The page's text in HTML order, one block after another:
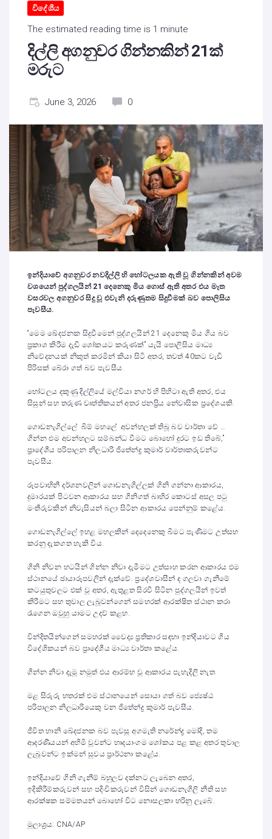
විදේශීය
The estimated reading time is 1 minute
දිල්ලි අගනුවර ගින්නකින් 21ක්
මරුට
June 3, 2026 0
ඉන්දියාවේ අගනුවර නවදිල්ලි හි හෝටලයක ඇති වූ ගින්නකින් අවම
වශයෙන් පුද්ගලයින් 21 දෙනෙකු මිය ගොස් ඇති අතර එය මෑත
වසරවල අගනුවර සිදු වූ එවැනි දරුණුතම සිදුවීමක් බව පොලිසිය
පැවසීය.
“මෙම ඛේදජනක සිදුවීමෙන් පුද්ගලයින් 21 දෙනෙකු මිය ගිය බව
ප්‍රකාශ කිරීම දැඩි ශෝකයට කරුණක්” යැයි පොලිසිය මාධ්‍ය
නිවේදනයක් නිකුත් කරමින් කියා සිටි අතර, තවත් 40කට වැඩි
පිරිසක් බේරා ගත් බව පැවසීය.
හෝටලය දකුණු දිල්ලියේ මල්වියා නගර් හි පිහිටා ඇති අතර, එය
සිසුන් සහ තරුණ වෘත්තිකයන් අතර ජනප්‍රිය නේවාසික ප්‍රදේශයකි.
ගොඩනැගිල්ලේ බිම් මහලේ අවන්හලක් තිබූ බව වාර්තා වේ …
ගින්න එම අවන්හලට සම්බන්ධ වීමට බොහෝ දුරට ඉඩ තිබේ,”
ප්‍රාදේශීය පරිපාලන නිලධාරි ජිතේන්ද්‍ර කුමාර් වාර්තාකරුවන්ට
පැවසීය.
රූපවාහිනී දර්ශනවලින් ගොඩනැගිල්ලක් ගිනි ගන්නා ආකාරය,
දුමාරයක් පිටවන ආකාරය සහ ගිනිගත් බාහිර කොටස් අසල පටු
මංතීරුවකින් නිවැසියන් බලා සිටින ආකාරය පෙන්නුම් කළේය.
ගොඩනැගිල්ලේ ඉහළ මහලකින් දෙදෙනෙකු බිමට පැණීමට උත්සහ
කරනු දැකගත හැකි විය.
ගිනි නිවන භටයින් ගින්න නිවා දැමීමට උත්සාහ කරන ආකාරය එම
ස්ථානයේ ඡායාරූපවලින් දැක්වේ. ප්‍රදේශවාසීන් ද ගලවා ගැනීමේ
කටයුතුවලට එක් වූ අතර, ඇතුළත සිරවී සිටින පුද්ගලයින් ඉවත්
කිරීමට සහ තුවාල ලැබූවන්ගෙන් සමහරක් ආරක්ෂිත ස්ථාන කරා
රැගෙන ඔවුහු යාමට උදව් කළහ.
වින්දිතයින්ගෙන් සමහරක් වෛද්‍ය ප්‍රතිකාර සඳහා ඉන්දියාවට ගිය
විදේශිකයන් බව ප්‍රාදේශීය මාධ්‍ය වාර්තා කළේය.
ගින්න නිවා දැමූ නමුත් එය ආරම්භ වූ ආකාරය පැහැදිලි නැත.
මළ සිරුරු හතරක් එම ස්ථානයෙන් සොයා ගත් බව ජ්‍යෙෂ්ඨ
පරිපාලන නිලධාරියෙකු වන ජිතේන්ද්‍ර කුමාර් පැවසීය.
ජීවිත හානි ඛේදජනක බව පැවසූ අගමැති නරේන්ද්‍ර මෝදි, තම
ආදරණීයයන් අහිමි වූවන්ට හෘදයාංගම ශෝකය පළ කළ අතර තුවාල
ලැබූවන්ට ඉක්මන් සුවය ප්‍රාර්ථනා කළේය.
ඉන්දියාවේ ගිනි ගැනීම් බහුලව දක්නට ලැබෙන අතර,
ඉදිකිරීම්කරුවන් සහ පදිංචිකරුවන් විසින් ගොඩනැගිලි නීති සහ
ආරක්ෂක සම්මතයන් බොහෝ විට නොසලකා හරිනු ලැබේ.
මූලාශ්‍රය: CNA/AP